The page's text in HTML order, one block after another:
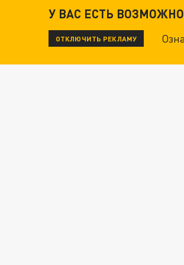
У ВАС ЕСТЬ
ОТКЛЮЧИТЬ РЕКЛАМУ